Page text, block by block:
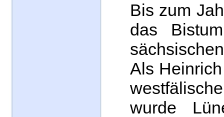
Bis zum
das
Als
wurde